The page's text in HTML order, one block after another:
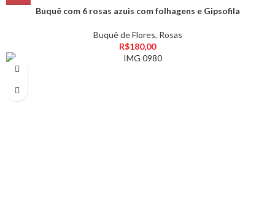
Buquê com 6 rosas azuis com folhagens e Gipsofila
Buquê de Flores, Rosas
R$180,00